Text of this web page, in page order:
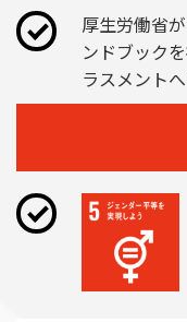
厚生労働省
ンドブック
ラスメント